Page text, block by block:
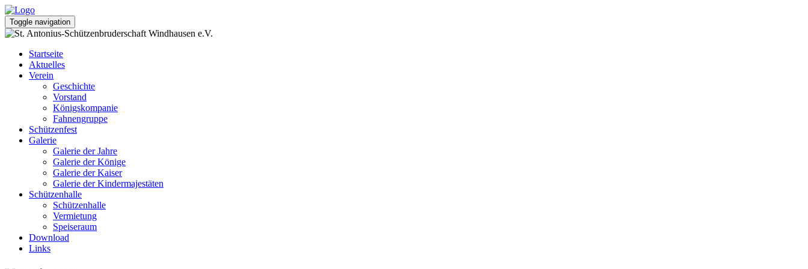
Toggle navigation
Startseite
Aktuelles
Verein
Geschichte
Vorstand
Königskompanie
Fahnengruppe
Schützenfest
Galerie
Galerie der Jahre
Galerie der Könige
Galerie der Kaiser
Galerie der Kindermajestäten
Schützenhalle
Schützenhalle
Vermietung
Speiseraum
Download
Links